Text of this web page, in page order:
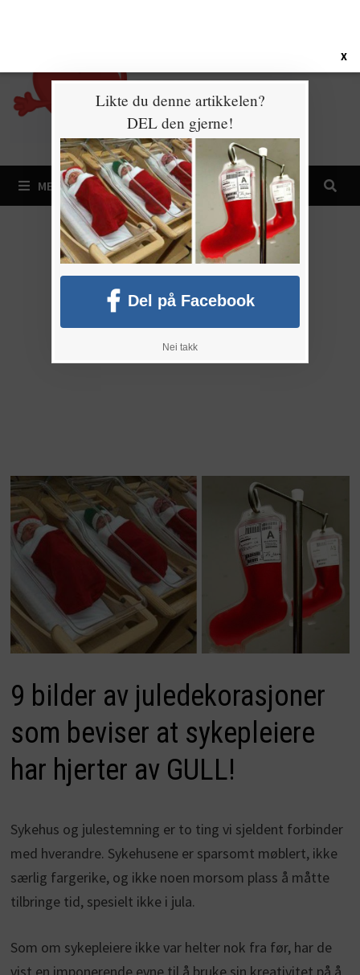
MENY
9 bilder av juledekorasjoner
som beviser at sykepleiere
har hjerter av GULL!
Sykehus og julestemning er to ting vi sjeldent forbinder
med hverandre. Sykehusene er sparsomt møblert, ikke
særlig fargerike, og ikke noen morsom plass å måtte
tilbringe tid, spesielt ikke i jula.
Som om sykepleiere ikke var helter nok fra før, har de
X
Likte du denne artikkelen?
DEL den gjerne!
Del på Facebook
Nei takk